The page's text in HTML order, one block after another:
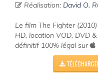
Réalisation: David O.
Le film The Fighter
HD, location VOD, DVD
définitif 100% légal sur